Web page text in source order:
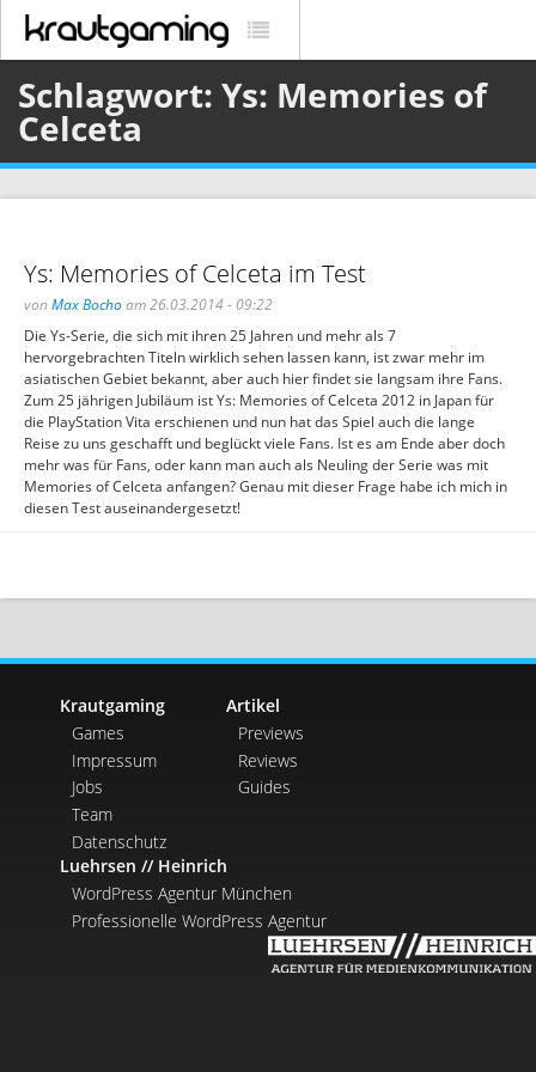
Schlagwort: Ys: Memories of
Celceta
Ys: Memories of Celceta im Test
von Max Bochoam 26.03.2014 - 09:22
Die Ys-Serie, die sich mit ihren 25 Jahren und mehr als 7
hervorgebrachten Titeln wirklich sehen lassen kann, ist zwar mehr im
asiatischen Gebiet bekannt, aber auch hier findet sie langsam ihre Fans.
Zum 25 jährigen Jubiläum ist Ys: Memories of Celceta 2012 in Japan für
die PlayStation Vita erschienen und nun hat das Spiel auch die lange
Reise zu uns geschafft und beglückt viele Fans. Ist es am Ende aber doch
mehr was für Fans, oder kann man auch als Neuling der Serie was mit
Memories of Celceta anfangen? Genau mit dieser Frage habe ich mich in
diesen Test auseinandergesetzt!
Krautgaming
Games
Impressum
Jobs
Team
Datenschutz
Artikel
Previews
Reviews
Guides
Luehrsen // Heinrich
WordPress Agentur München
Professionelle WordPress Agentur